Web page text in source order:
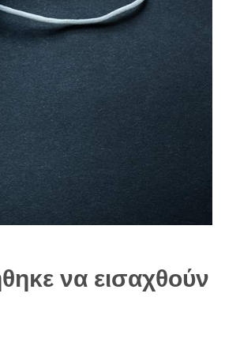
να εισαχθούν